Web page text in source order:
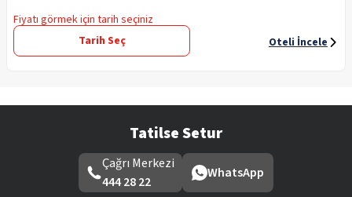
Fiyatı görmek için tarih seçiniz
Tarih Seç
Oteli İncele
Tatilse Setur
Çağrı Merkezi
444 28 22
WhatsApp